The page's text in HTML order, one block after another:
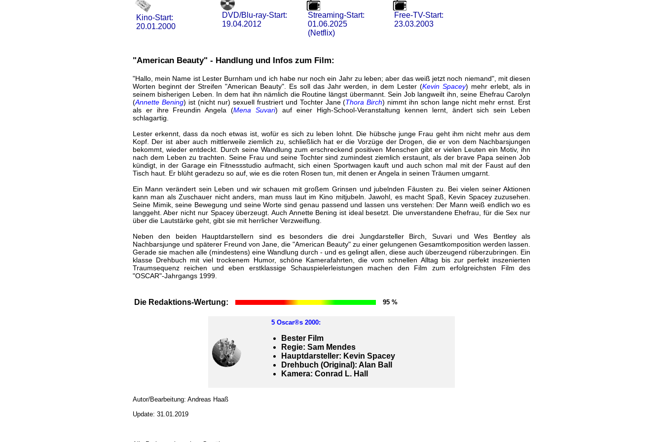
Kino-Start:
20.01.2000
DVD/Blu-ray-Start:
19.04.2012
Streaming-Start:
01.06.2025
(Netflix)
Free-TV-Start:
23.03.2003
"American Beauty" - Handlung und Infos zum Film:
"Hallo, mein Name ist Lester Burnham und ich habe nur noch ein Jahr zu leben; aber das weiß jetzt noch niemand", mit diesen
Worten beginnt der Streifen "American Beauty". Es soll das Jahr werden, in dem Lester (Kevin Spacey) mehr erlebt, als in
seinem bisherigen Leben. In dem hat ihn nämlich die Routine längst übermannt. Sein Job langweilt ihn, seine Ehefrau Carolyn
(Annette Bening) ist (nicht nur) sexuell frustriert und Tochter Jane (Thora Birch) nimmt ihn schon lange nicht mehr ernst. Erst
als er ihre Freundin Angela (Mena Suvari) auf einer High-School-Veranstaltung kennen lernt, ändert sich sein Leben
schlagartig.
Lester erkennt, dass da noch etwas ist, wofür es sich zu leben lohnt. Die hübsche junge Frau geht ihm nicht mehr aus dem
Kopf. Der ist aber auch mittlerweile ziemlich zu, schließlich hat er die Vorzüge der Drogen, die er von dem Nachbarsjungen
bekommt, wieder entdeckt. Durch seine Wandlung zum erschreckend positiven Menschen gibt er vielen Leuten ein Motiv, ihn
nach dem Leben zu trachten. Seine Frau und seine Tochter sind zumindest ziemlich erstaunt, als der brave Papa seinen Job
kündigt, in der Garage ein Fitnessstudio aufmacht, sich einen Sportwagen kauft und auch schon mal mit der Faust auf den
Tisch haut. Er blüht geradezu so auf, wie es die roten Rosen tun, mit denen er Angela in seinen Träumen umgarnt.
Ein Mann verändert sein Leben und wir schauen mit großem Grinsen und jubelnden Fäusten zu. Bei vielen seiner Aktionen
kann man als Zuschauer nicht anders, man muss laut im Kino mitjubeln. Jawohl, es macht Spaß, Kevin Spacey zuzusehen.
Seine Mimik, seine Bewegung und seine Worte sind genau passend und lassen uns verstehen: Der Mann weiß endlich wo es
langgeht. Aber nicht nur Spacey überzeugt. Auch Annette Bening ist ideal besetzt. Die unverstandene Ehefrau, für die Sex nur
über die Lautstärke geht, gibt sie mit herrlicher Verzweiflung.
Neben den beiden Hauptdarstellern sind es besonders die drei Jungdarsteller Birch, Suvari und Wes Bentley als
Nachbarsjunge und späterer Freund von Jane, die "American Beauty" zu einer gelungenen Gesamtkomposition werden lassen.
Gerade sie machen alle (mindestens) eine Wandlung durch - und es gelingt allen, diese auch überzeugend rüberzubringen. Ein
klasse Drehbuch mit viel trockenem Humor, schöne Kamerafahrten, die vom schnellen Alltag bis zur perfekt inszenierten
Traumsequenz reichen und eben erstklassige Schauspielerleistungen machen den Film zum erfolgreichsten Film des
"OSCAR"-Jahrgangs 1999.
Die Redaktions-Wertung: 95 %
5 Oscar®s 2000:
Bester Film
Regie: Sam Mendes
Hauptdarsteller: Kevin Spacey
Drehbuch (Original): Alan Ball
Kamera: Conrad L. Hall
Autor/Bearbeitung: Andreas Haaß
Update: 31.01.2019